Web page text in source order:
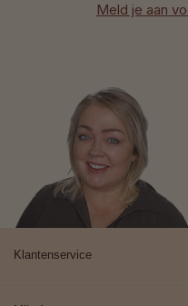
Meld je aan
Klantenservice